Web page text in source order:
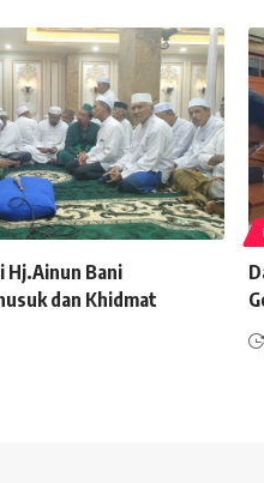
Hj.Ainun Bani
dan Khidmat